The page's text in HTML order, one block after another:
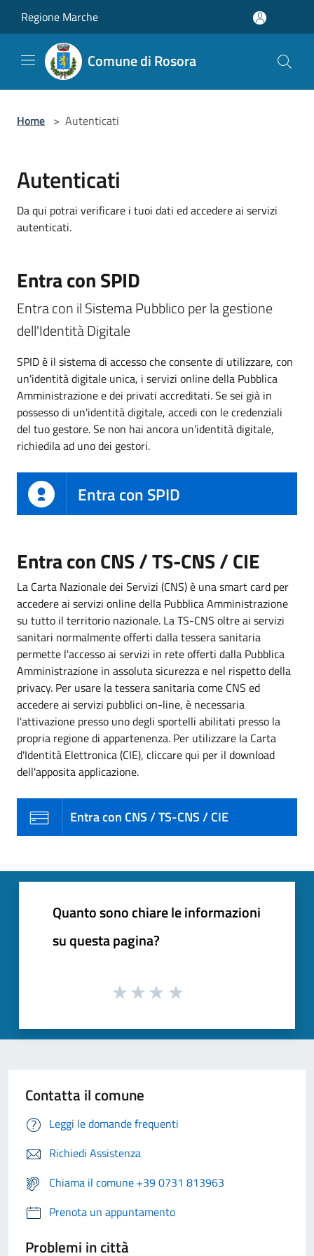
Regione Marche
Comune di Rosora
Home > Autenticati
Autenticati
Da qui potrai verificare i tuoi dati ed accedere ai servizi
autenticati.
Entra con SPID
Entra con il Sistema Pubblico per la gestione
dell'Identità Digitale
SPID è il sistema di accesso che consente di utilizzare, con
un'identità digitale unica, i servizi online della Pubblica
Amministrazione e dei privati accreditati. Se sei già in
possesso di un'identità digitale, accedi con le credenziali
del tuo gestore. Se non hai ancora un'identità digitale,
richiedila ad uno dei gestori.
Entra con SPID
Entra con CNS / TS-CNS / CIE
La Carta Nazionale dei Servizi (CNS) è una smart card per
accedere ai servizi online della Pubblica Amministrazione
su tutto il territorio nazionale. La TS-CNS oltre ai servizi
sanitari normalmente offerti dalla tessera sanitaria
permette l'accesso ai servizi in rete offerti dalla Pubblica
Amministrazione in assoluta sicurezza e nel rispetto della
privacy. Per usare la tessera sanitaria come CNS ed
accedere ai servizi pubblici on-line, è necessaria
l'attivazione presso uno degli sportelli abilitati presso la
propria regione di appartenenza. Per utilizzare la Carta
d'Identità Elettronica (CIE), cliccare qui per il download
dell'apposita applicazione.
Entra con CNS / TS-CNS / CIE
Quanto sono chiare le informazioni
su questa pagina?
Contatta il comune
Leggi le domande frequenti
Richiedi Assistenza
Chiama il comune +39 0731 813963
Prenota un appuntamento
Problemi in città